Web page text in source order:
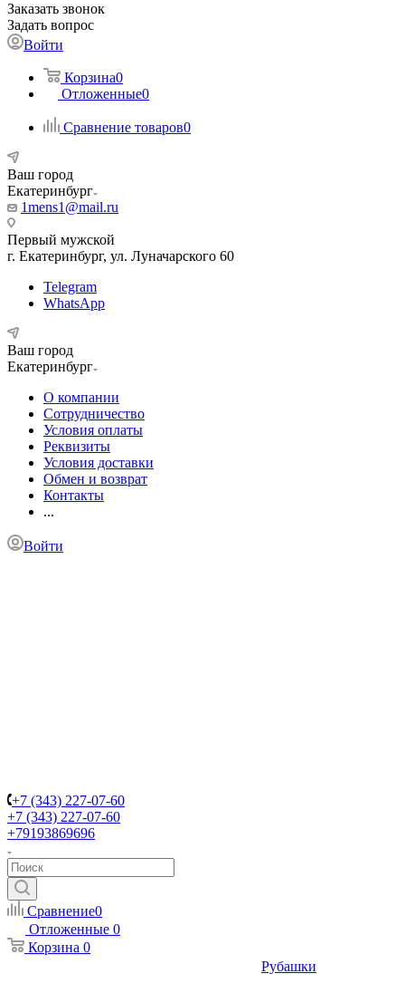
Заказать звонок
Задать вопрос
Войти
Корзина0
Отложенные0
Сравнение товаров0
Ваш город
Екатеринбург
1mens1@mail.ru
Первый мужской
г. Екатеринбург, ул. Луначарского 60
Telegram
WhatsApp
Ваш город
Екатеринбург
О компании
Сотрудничество
Условия оплаты
Реквизиты
Условия доставки
Обмен и возврат
Контакты
...
Войти
+7 (343) 227-07-60
+7 (343) 227-07-60
+79193869696
Сравнение0
Отложенные 0
Корзина 0
Рубашки